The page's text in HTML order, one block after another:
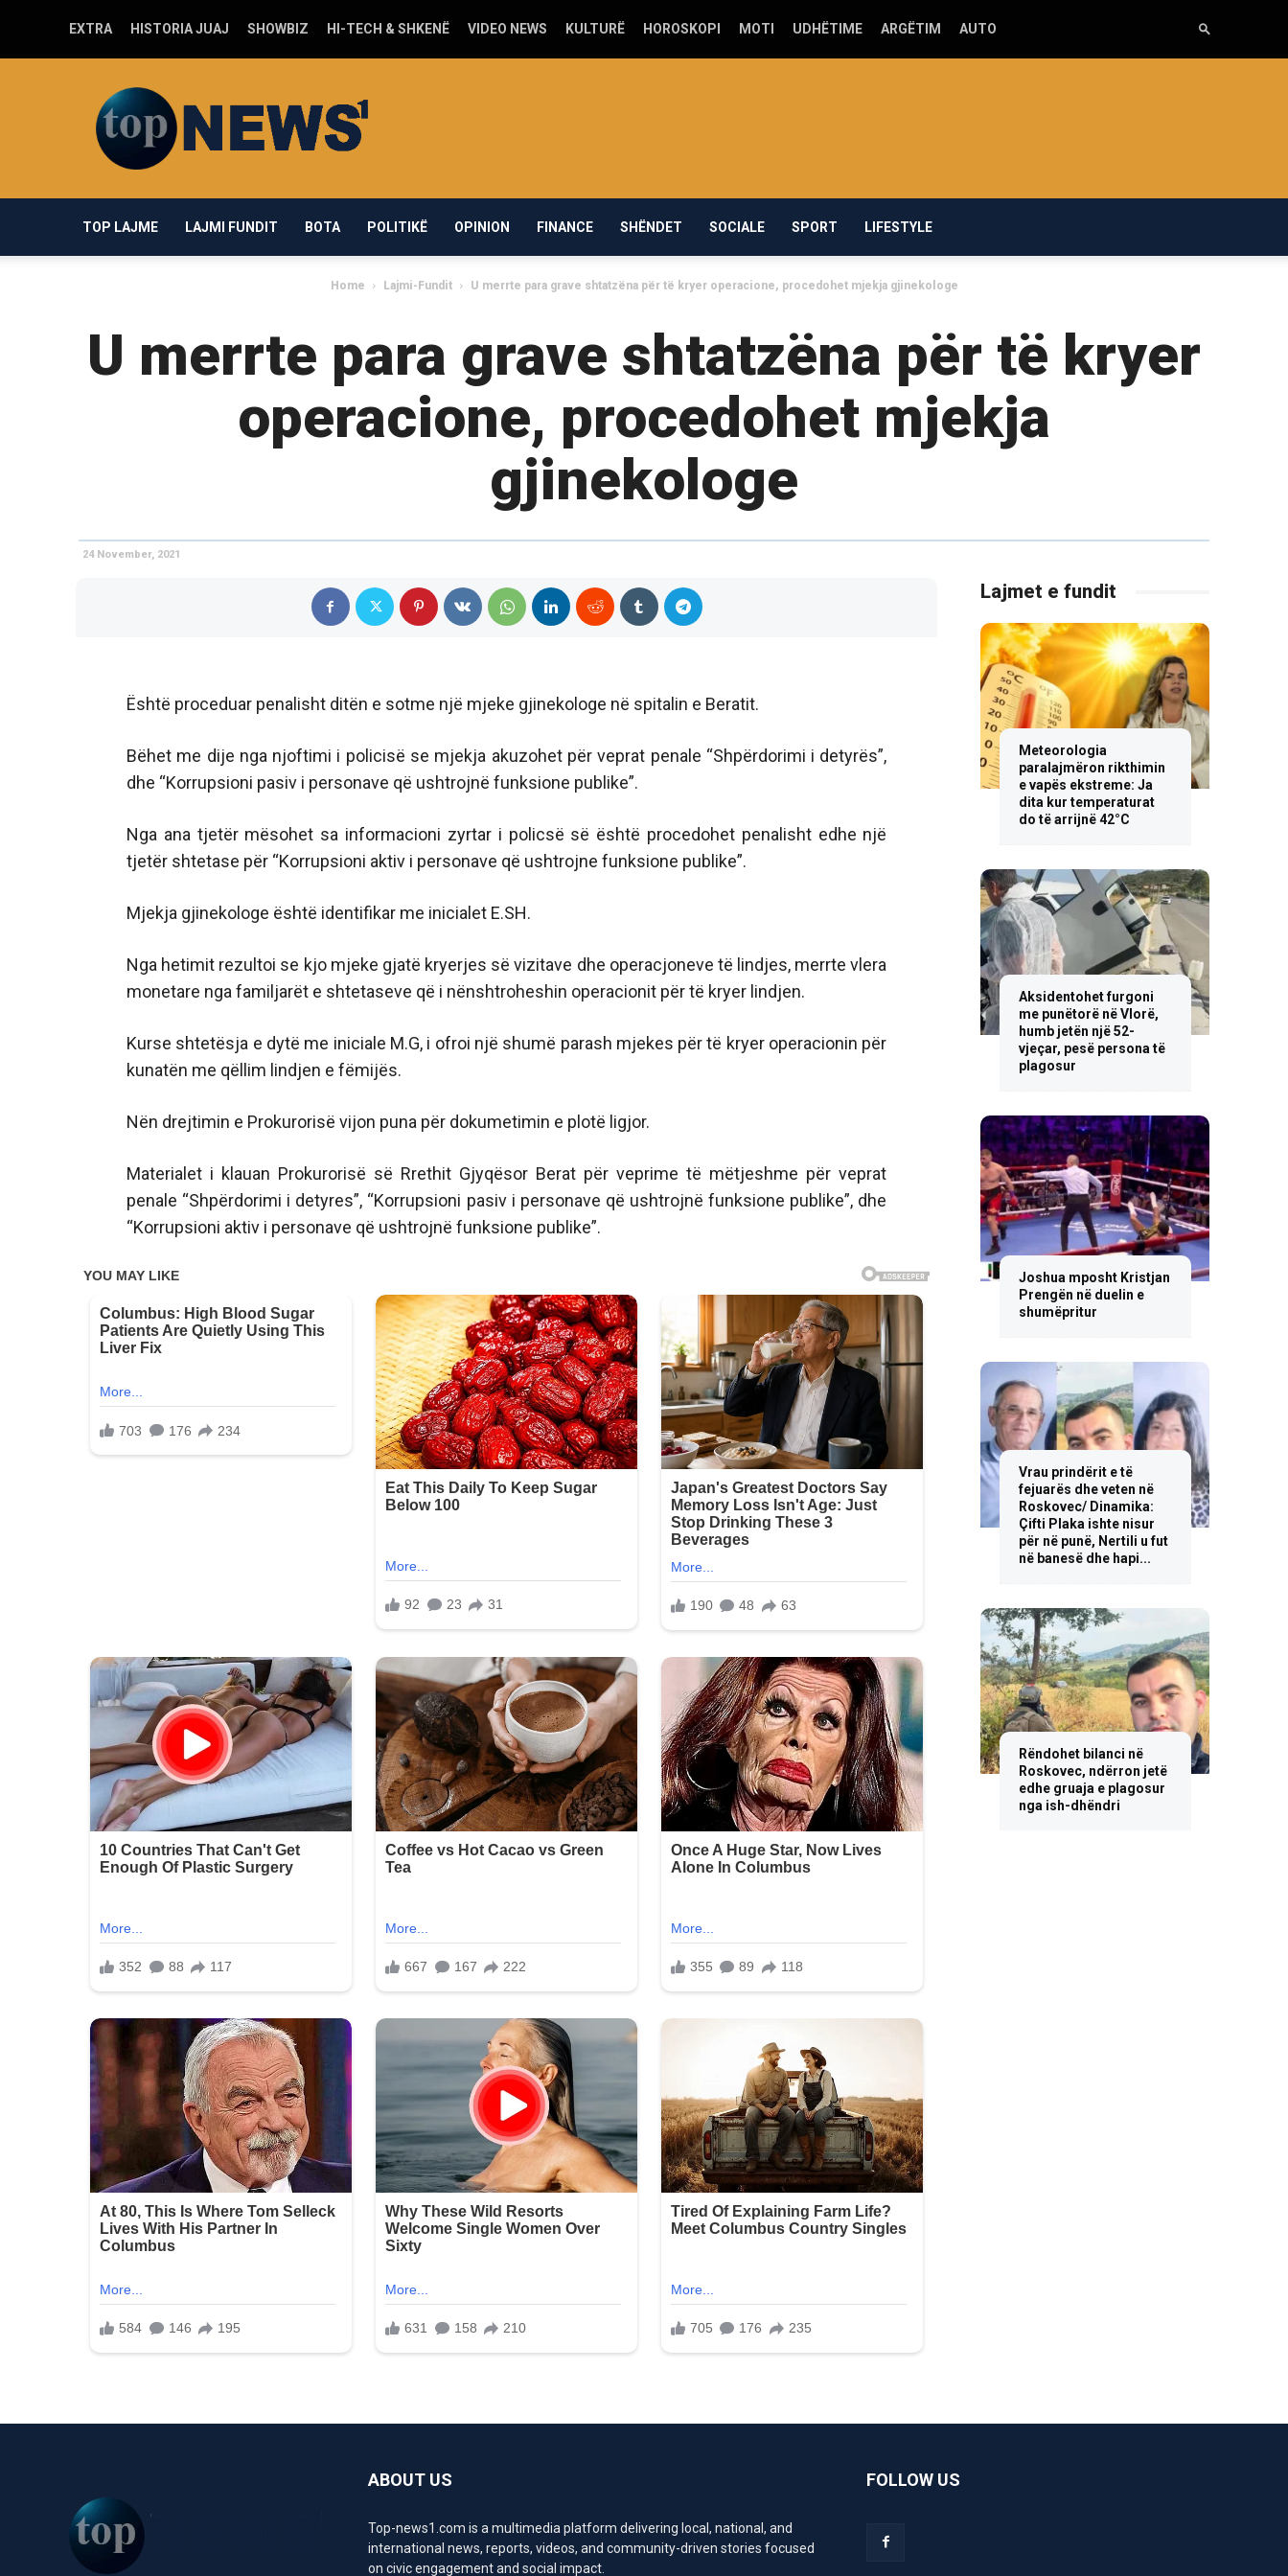
EXTRA HISTORIA JUAJ SHOWBIZ HI-TECH & SHKENË VIDEO NEWS KULTURË HOROSKOPI MOTI UDHËTIME ARGËTIM AUTO
news1.com
TOP LAJME LAJMI FUNDIT BOTA POLITIKË OPINION FINANCE SHËNDET SOCIALE SPORT LIFESTYLE
Home Lajmi-Fundit U merrte para grave shtatzëna për të kryer operacione, procedohet mjekja gjinekologe
U merrte para grave shtatzëna për të kryer
operacione, procedohet mjekja
gjinekologe
24 November, 2021
Është proceduar penalisht ditën e sotme një mjeke gjinekologe në spitalin e Beratit.
Bëhet me dije nga njoftimi i policisë se mjekja akuzohet për veprat penale “Shpërdorimi i detyrës”,
dhe “Korrupsioni pasiv i personave që ushtrojnë funksione publike”.
Nga ana tjetër mësohet sa informacioni zyrtar i policsë së është procedohet penalisht edhe një
tjetër shtetase për “Korrupsioni aktiv i personave që ushtrojne funksione publike”.
Mjekja gjinekologe është identifikar me inicialet E.SH.
Nga hetimit rezultoi se kjo mjeke gjatë kryerjes së vizitave dhe operacjoneve të lindjes, merrte vlera
monetare nga familjarët e shtetaseve që i nënshtroheshin operacionit për të kryer lindjen.
Kurse shtetësja e dytë me iniciale M.G, i ofroi një shumë parash mjekes për të kryer operacionin për
kunatën me qëllim lindjen e fëmijës.
Nën drejtimin e Prokurorisë vijon puna për dokumetimin e plotë ligjor.
Materialet i klauan Prokurorisë së Rrethit Gjyqësor Berat për veprime të mëtjeshme për veprat
penale “Shpërdorimi i detyres”, “Korrupsioni pasiv i personave që ushtrojnë funksione publike”, dhe
“Korrupsioni aktiv i personave që ushtrojnë funksione publike”.
Lajmet e fundit
Meteorologia
paralajmëron rikthimin
e vapës ekstreme: Ja
dita kur temperaturat
do të arrijnë 42°C
Aksidentohet furgoni
me punëtorë në Vlorë,
humb jetën një 52-
vjeçar, pesë persona të
plagosur
Joshua mposht Kristjan
Prengën në duelin e
shumëpritur
Vrau prindërit e të
fejuarës dhe veten në
Roskovec/ Dinamika:
Çifti Plaka ishte nisur
për në punë, Nertili u fut
në banesë dhe hapi...
Rëndohet bilanci në
Roskovec, ndërron jetë
edhe gruaja e plagosur
nga ish-dhëndri
ABOUT US
Top-news1.com is a multimedia platform delivering local, national, and
international news, reports, videos, and community-driven stories focused
on civic engagement and social impact.
FOLLOW US